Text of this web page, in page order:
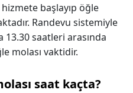
başlayıp öğle
Randevu sistemiyle
13.30 saatleri arasında
molası vaktidir.
saat kaçta?